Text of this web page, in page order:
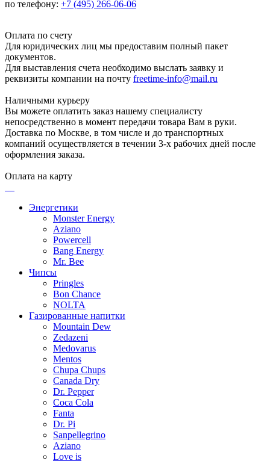
по телефону: +7 (495) 266-06-06
Оплата по счету
Для юридических лиц мы предоставим полный пакет
документов.
Для выставления счета необходимо выслать заявку и
реквизиты компании на почту freetime-info@mail.ru
Наличными курьеру
Вы можете оплатить заказ нашему специалисту
непосредственно в момент передачи товара Вам в руки.
Доставка по Москве, в том числе и до транспортных
компаний осуществляется в течении 3-х рабочих дней после
оформления заказа.
Оплата на карту
Энергетики
Monster Energy
Aziano
Powercell
Bang Energy
Mr. Bee
Чипсы
Pringles
Bon Chance
NOLTA
Газированные напитки
Mountain Dew
Zedazeni
Medovarus
Mentos
Chupa Chups
Canada Dry
Dr. Pepper
Coca Cola
Fanta
Dr. Pi
Sanpellegrino
Aziano
Love is